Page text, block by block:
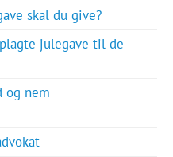
skal du give?
julegave til de
og nem